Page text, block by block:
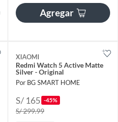
Agregar
XIAOMI
Redmi Watch 5 Active Matte
Silver - Original
Por BG SMART HOME
S/ 165 -45%
S/ 299.99